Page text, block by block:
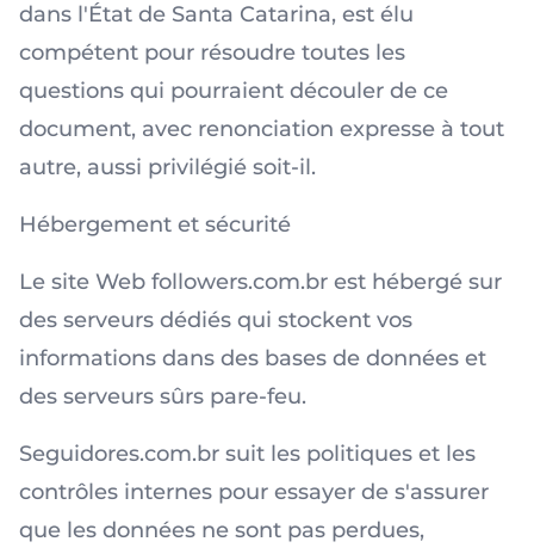
dans l'État de Santa Catarina, est élu
compétent pour résoudre toutes les
questions qui pourraient découler de ce
document, avec renonciation expresse à tout
autre, aussi privilégié soit-il.
Hébergement et sécurité
Le site Web followers.com.br est hébergé sur
des serveurs dédiés qui stockent vos
informations dans des bases de données et
des serveurs sûrs pare-feu.
Seguidores.com.br suit les politiques et les
contrôles internes pour essayer de s'assurer
que les données ne sont pas perdues,